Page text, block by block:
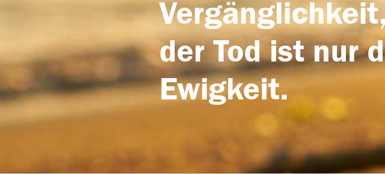
der Tod ist nur
Ewigkeit.